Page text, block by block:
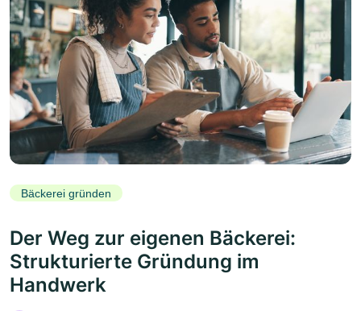
Bäckerei gründen
Der Weg zur eigenen Bäckerei:
Strukturierte Gründung im
Handwerk